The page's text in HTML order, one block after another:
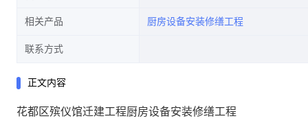
相关产品 厨房设备安装修缮工程
联系方式
正文内容
花都区殡仪馆迁建工程厨房设备安装修缮工程